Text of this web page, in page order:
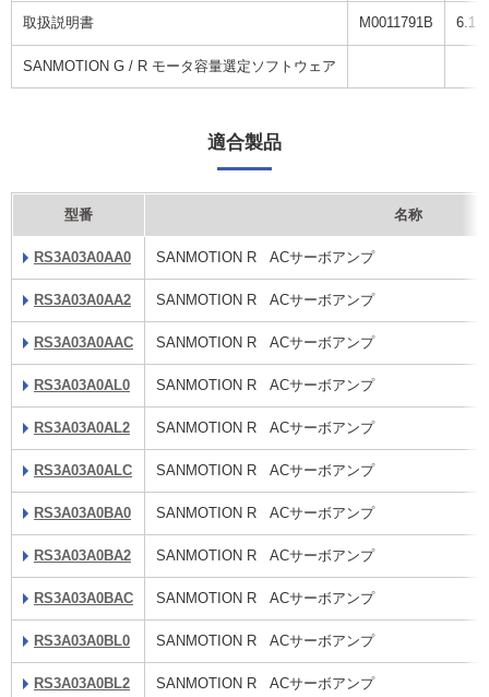
取扱説明書 M0011791B 6.1
SANMOTION G / R モータ容量選定ソフトウェア
適合製品
型番 名称
RS3A03A0AA0 SANMOTION R ACサーボアンプ
RS3A03A0AA2 SANMOTION R ACサーボアンプ
RS3A03A0AAC SANMOTION R ACサーボアンプ
RS3A03A0AL0 SANMOTION R ACサーボアンプ
RS3A03A0AL2 SANMOTION R ACサーボアンプ
RS3A03A0ALC SANMOTION R ACサーボアンプ
RS3A03A0BA0 SANMOTION R ACサーボアンプ
RS3A03A0BA2 SANMOTION R ACサーボアンプ
RS3A03A0BAC SANMOTION R ACサーボアンプ
RS3A03A0BL0 SANMOTION R ACサーボアンプ
RS3A03A0BL2 SANMOTION R ACサーボアンプ